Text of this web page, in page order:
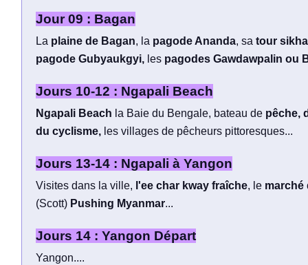
Jour 09 : Bagan
La plaine de Bagan, la pagode Ananda, satour
pagode Gubyaukgyi, les pagodes Gawdawpalin ou
Jours 10-12 : Ngapali Beach
Ngapali Beach la Baie du Bengale, bateau de pêche,
du cyclisme, les villages de pêcheurs pittoresques...
Jours 13-14 : Ngapali à Yangon
Visites dans la ville, l'ee char kway fraîche, le marché
(Scott) Pushing Myanmar...
Jours 14 : Yangon Départ
Yangon....